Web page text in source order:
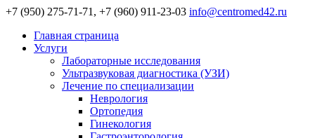
+7 (950) 275-71-71, +7 (960) 911-23-03 info@centromed42.ru
Главная страница
Услуги
Лабораторные исследования
Ультразвуковая диагностика (УЗИ)
Лечение по специализации
Неврология
Ортопедия
Гинекология